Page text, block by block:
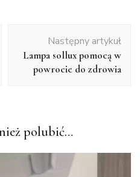
Następny artykuł
Lampa sollux pomocą w
powrocie do zdrowia
polubić…